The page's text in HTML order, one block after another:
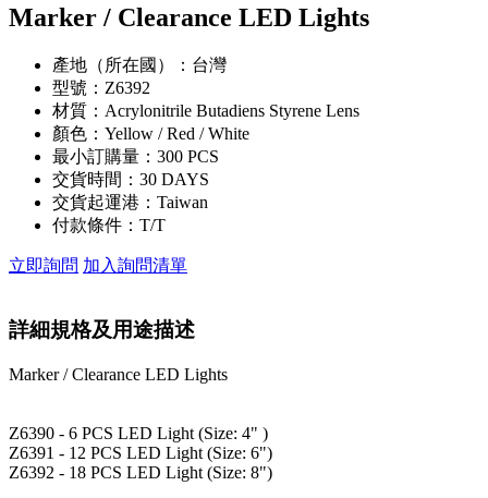
Marker / Clearance LED Lights
產地（所在國）： 台灣
型號： Z6392
材質： Acrylonitrile Butadiens Styrene Lens
顏色： Yellow / Red / White
最小訂購量： 300 PCS
交貨時間： 30 DAYS
交貨起運港： Taiwan
付款條件： T/T
立即詢問 加入詢問清單
詳細規格及用途描述
Marker / Clearance LED Lights
Z6390 - 6 PCS LED Light (Size: 4" )
Z6391 - 12 PCS LED Light (Size: 6")
Z6392 - 18 PCS LED Light (Size: 8")